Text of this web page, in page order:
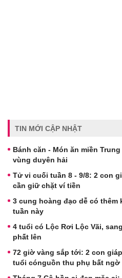
TIN MỚI CẬP NHẬT
Bánh căn - Món ăn miền
vùng duyên hải
Tử vi cuối tuần 8 - 9/8: 2 con
cần giữ chặt ví tiền
3 cung hoàng đạo dễ có
tuần này
4 tuổi có Lộc Rơi Lộc Vãi,
phất lên
72 giờ vàng sắp tới: 2 con
tuổi cónguồn thu phụ bất ngờ